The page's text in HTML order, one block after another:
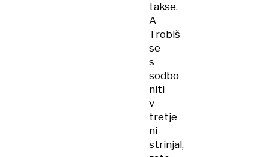
takse.
A
Trobiš
se
s
sodbo
niti
v
tretje
ni
strinjal,